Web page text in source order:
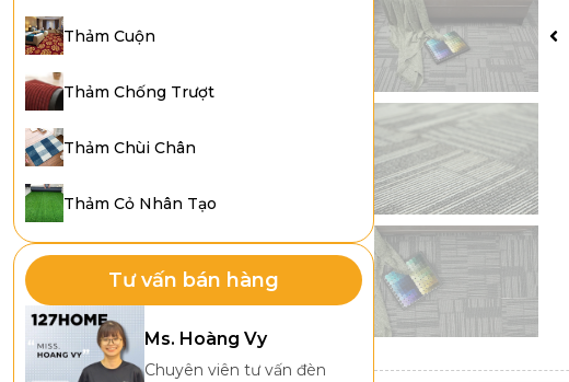
Thảm Cuộn
Thảm Chống Trượt
Thảm Chùi Chân
Thảm Cỏ Nhân Tạo
Tư vấn bán hàng
Ms. Hoàng Vy
Chuyên viên tư vấn đèn